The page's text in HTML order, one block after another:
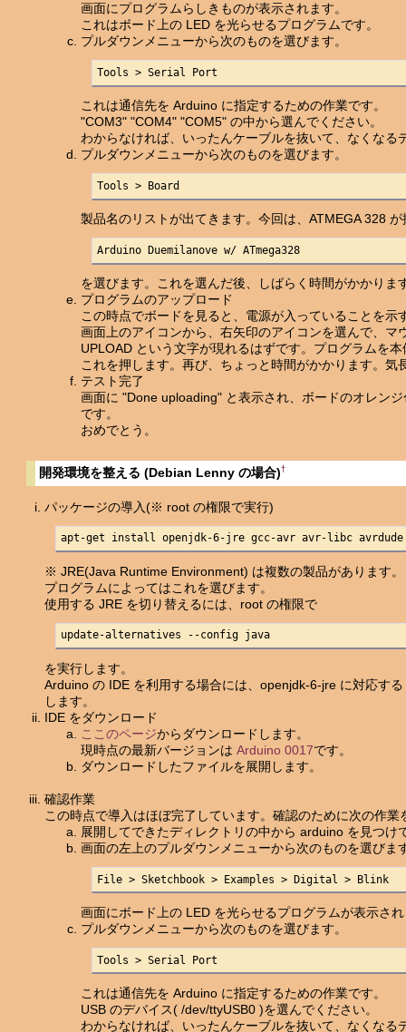
画面にプログラムらしきものが表示されます。
これはボード上の LED を光らせるプログラムです。
プルダウンメニューから次のものを選びます。
Tools > Serial Port
これは通信先を Arduino に指定するための作業です。
"COM3" "COM4" "COM5" の中から選んでください。
わからなければ、いったんケーブルを抜いて、なくなる
プルダウンメニューから次のものを選びます。
Tools > Board
製品名のリストが出てきます。今回は、ATMEGA 328
Arduino Duemilanove w/ ATmega328
を選びます。これを選んだ後、しばらく時間がかかりま
プログラムのアップロード
この時点でボードを見ると、電源が入っていることを示
画面上のアイコンから、右矢印のアイコンを選んで、マ
UPLOAD という文字が現れるはずです。プログラムを
これを押します。再び、ちょっと時間がかかります。気
テスト完了
画面に "Done uploading" と表示され、ボードのオレン
です。
おめでとう。
開発環境を整える (Debian Lenny の場合)†
パッケージの導入(※ root の権限で実行)
apt-get install openjdk-6-jre gcc-avr avr-libc avrdude
※ JRE(Java Runtime Environment) は複数の製品があります。
プログラムによってはこれを選びます。
使用する JRE を切り替えるには、root の権限で
update-alternatives --config java
を実行します。
Arduino の IDE を利用する場合には、openjdk-6-jre に対応す
します。
IDE をダウンロード
ここのページからダウンロードします。
現時点の最新バージョンは Arduino 0017です。
ダウンロードしたファイルを展開します。
確認作業
この時点で導入はほぼ完了しています。確認のために次の作業
展開してできたディレクトリの中から arduino を見つけ
画面の左上のプルダウンメニューから次のものを選びま
File > Sketchbook > Examples > Digital > Blink
画面にボード上の LED を光らせるプログラムが表示さ
プルダウンメニューから次のものを選びます。
Tools > Serial Port
これは通信先を Arduino に指定するための作業です。
USB のデバイス( /dev/ttyUSB0 )を選んでください。
わからなければ、いったんケーブルを抜いて、なくなる